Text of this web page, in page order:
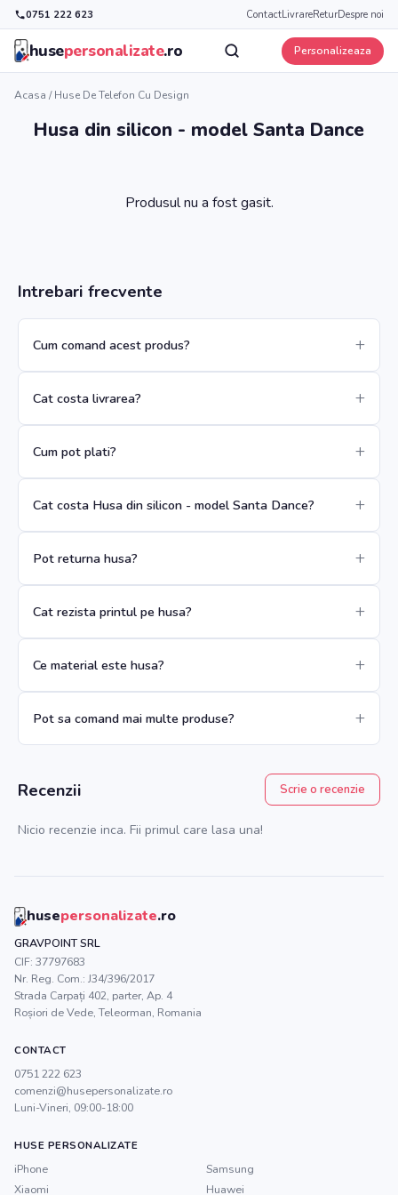
0751 222 623 ContactLivrareReturDespre noi
husepersonalizate.ro Personalizeaza
Acasa /Huse De Telefon Cu Design
Husa din silicon - model Santa Dance
Produsul nu a fost gasit.
Intrebari frecvente
Cum comand acest produs?
Cat costa livrarea?
Cum pot plati?
Cat costa Husa din silicon - model Santa Dance?
Pot returna husa?
Cat rezista printul pe husa?
Ce material este husa?
Pot sa comand mai multe produse?
Recenzii Scrie o recenzie
Nicio recenzie inca. Fii primul care lasa una!
husepersonalizate.ro
GRAVPOINT SRL
CIF: 37797683
Nr. Reg. Com.: J34/396/2017
Strada Carpați 402, parter, Ap. 4
Roșiori de Vede,Teleorman, Romania
CONTACT
0751 222 623
comenzi@husepersonalizate.ro
Luni-Vineri, 09:00-18:00
HUSE PERSONALIZATE
iPhone
Samsung
Xiaomi
Huawei